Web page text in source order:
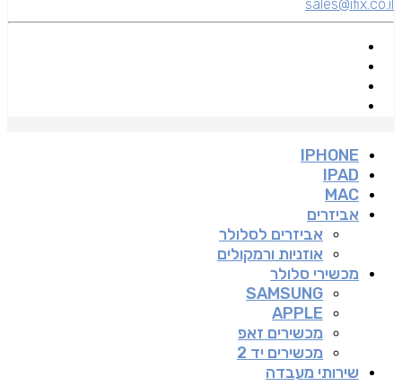
sales@ifix.co.il
IPHONE
IPAD
MAC
אביזרים
אביזרים לסלולר
אוזניות ורמקולים
מכשירי סלולר
SAMSUNG
APPLE
מכשירים זאפ
מכשירים יד 2
שירותי מעבדה